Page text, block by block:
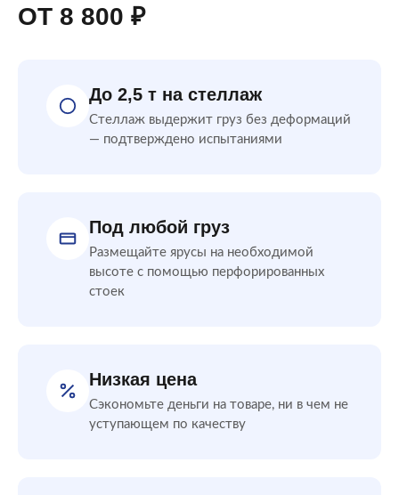
ОТ 8 800 ₽
До 2,5 т на стеллаж
Стеллаж выдержит груз без деформаций
— подтверждено испытаниями
Под любой груз
Размещайте ярусы на необходимой
высоте с помощью перфорированных
стоек
Низкая цена
Сэкономьте деньги на товаре, ни в чем не
уступающем по качеству